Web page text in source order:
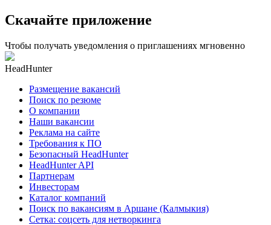
Скачайте приложение
Чтобы получать уведомления о приглашениях мгновенно
HeadHunter
Размещение вакансий
Поиск по резюме
О компании
Наши вакансии
Реклама на сайте
Требования к ПО
Безопасный HeadHunter
HeadHunter API
Партнерам
Инвесторам
Каталог компаний
Поиск по вакансиям в Аршане (Калмыкия)
Сетка: соцсеть для нетворкинга